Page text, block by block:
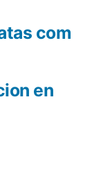
en
com